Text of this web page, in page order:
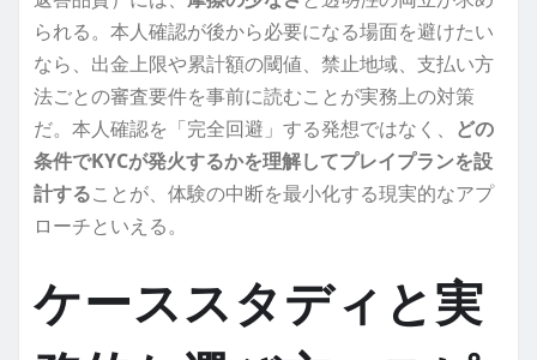
られる。本人確認が後から必要になる場面を避けたい
なら、出金上限や累計額の閾値、禁止地域、支払い方
法ごとの審査要件を事前に読むことが実務上の対策
だ。本人確認を「完全回避」する発想ではなく、 どの
条件でKYCが発火するかを理解してプレイプランを設
計することが、体験の中断を最小化する現実的なアプ
ローチといえる。
ケーススタディと実